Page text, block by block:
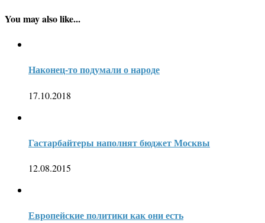
You may also like...
Наконец-то подумали о народе
17.10.2018
Гастарбайтеры наполнят бюджет Москвы
12.08.2015
Европейские политики как они есть